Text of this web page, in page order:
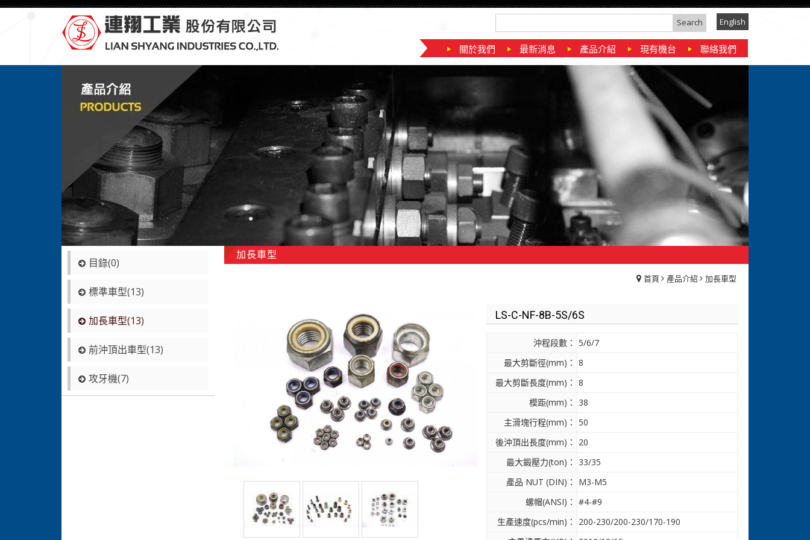
English
關於我們 最新消息 產品介紹 現有機台 聯絡我們
加長車型
首頁 產品介紹 加長車型
LS-C-NF-8B-5S/6S
沖程段數： 5/6/7
最大剪斷徑(mm)： 8
最大剪斷長度(mm)： 8
模距(mm)：
38
主滑塊行程(mm)： 50
後沖頂出長度(mm)：
20
最大鍛壓力(ton)：
33/35
產品 NUT (DIN)：
M3-M5
螺帽(ANSI)： #4-#9
生產速度(pcs/min)：
200-230/200-230/170-190
目錄(0)
標準車型(13)
加長車型(13)
前沖頂出車型(13)
攻牙機(7)